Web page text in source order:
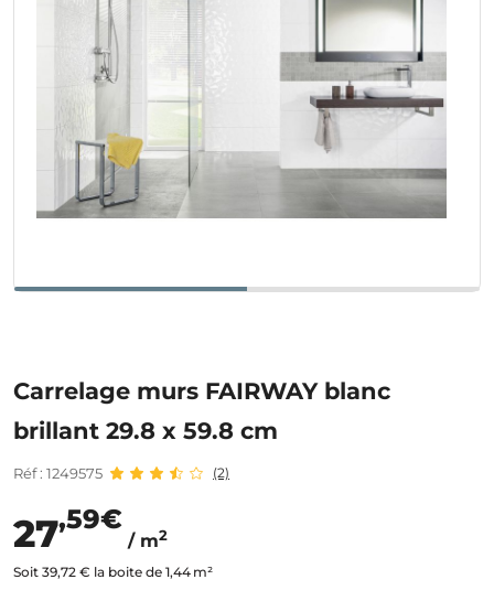
Carrelage murs FAIRWAY blanc
brillant 29.8 x 59.8 cm
Réf : 1249575 (2)
27,59€
/ m2
Soit 39,72 € la boite de 1,44 m²